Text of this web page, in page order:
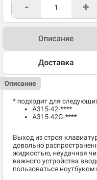
- +
Описание
Доставка
Описание
* подходит для
A315-42-****
A315-42G-****
Выход из строя
довольно
жидкостью, неудачная
важного устройства
пользоваться